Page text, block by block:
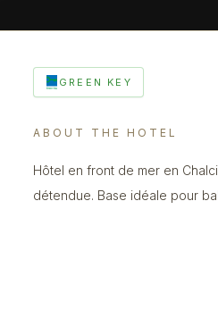
GREEN KEY
ABOUT THE HOTEL
Hôtel en front de mer en
détendue. Base idéale pour